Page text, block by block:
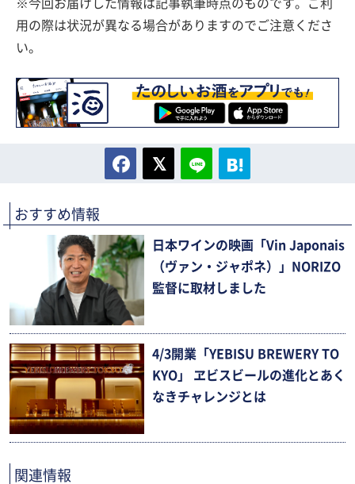
※今回お届けした情報は記事執筆時点のものです。ご利
用の際は状況が異なる場合がありますのでご注意くださ
い。
おすすめ情報
日本ワインの映画「Vin Japonais
（ヴァン・ジャポネ）」NORIZO
監督に取材しました
4/3開業「YEBISU BREWERY TO
KYO」 ヱビスビールの進化とあく
なきチャレンジとは
関連情報